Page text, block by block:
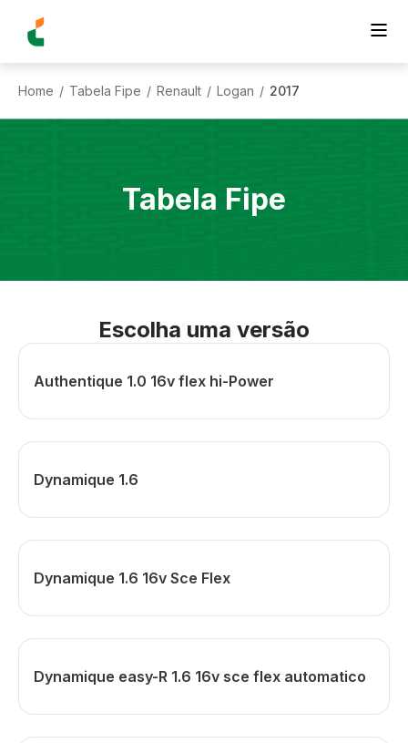
Home / Tabela Fipe / Renault / Logan / 2017
Tabela Fipe
Escolha uma versão
Authentique 1.0 16v flex hi-Power
Dynamique 1.6
Dynamique 1.6 16v Sce Flex
Dynamique easy-R 1.6 16v sce flex automatico